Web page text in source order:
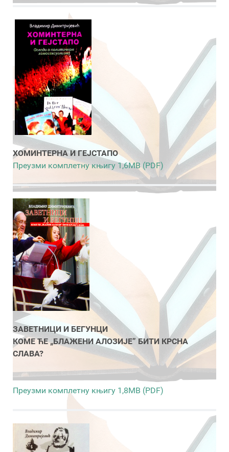
ХОМИНТЕРНА И ГЕЈСТАПО
Преузми комплетну књигу 1,6MB (PDF)
ЗАВЕТНИЦИ И БЕГУНЦИ
КОМЕ ЋЕ „БЛАЖЕНИ АЛОЗИЈЕ” БИТИ КРСНА
СЛАВА?
Преузми комплетну књигу 1,8MB (PDF)